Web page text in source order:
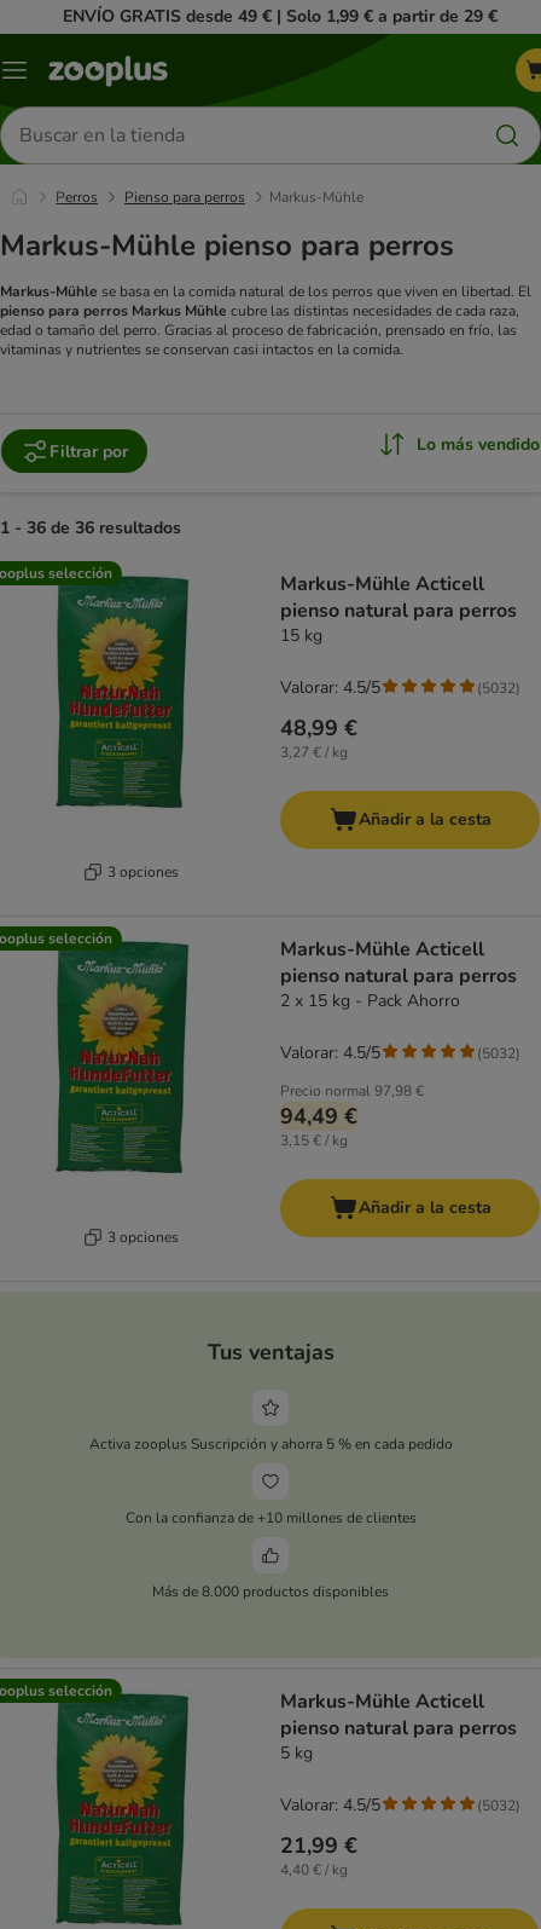
ENVÍO GRATIS desde 49 € | Solo 1,99 € a partir de 29 €
Menú
Buscar
productos
Perros Pienso para perros Markus-Mühle
Markus-Mühle pienso para perros
Markus-Mühle se basa en la comida natural de los perros que viven en libertad. El
pienso para perros Markus Mühle cubre las distintas necesidades de cada raza,
edad o tamaño del perro. Gracias al proceso de fabricación, prensado en frío, las
vitaminas y nutrientes se conservan casi intactos en la comida.
Filtrar por Lo más vendido
1 - 36 de 36 resultados
product items have been changed
selección
3 opciones
Markus-Mühle Acticell
pienso natural para perros
15 kg
48,99 €
3,27 € / kg
Valorar: 4.5/5 (5032)
Añadir a la cesta
selección
3 opciones
Markus-Mühle Acticell
pienso natural para perros
2 x 15 kg - Pack Ahorro
Precio normal97,98 €
94,49 €
3,15 € / kg
Valorar: 4.5/5 (5032)
Añadir a la cesta
Tus ventajas
Activa zooplus Suscripción y ahorra 5 % en cada pedido
Con la confianza de +10 millones de clientes
Más de 8.000 productos disponibles
selección
Markus-Mühle Acticell
pienso natural para perros
5 kg
21,99 €
4,40 € / kg
Valorar: 4.5/5 (5032)